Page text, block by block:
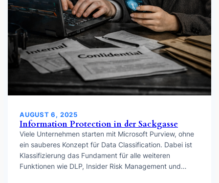
AUGUST 6, 2025
Information Protection in der Sackgasse
Viele Unternehmen starten mit Microsoft Purview, ohne
ein sauberes Konzept für Data Classification. Dabei ist
Klassifizierung das Fundament für alle weiteren
Funktionen wie DLP, Insider Risk Management und…